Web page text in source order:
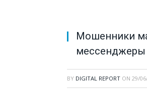
Мошенники
мессенджеры
BY DIGITAL REPORT ON 29/